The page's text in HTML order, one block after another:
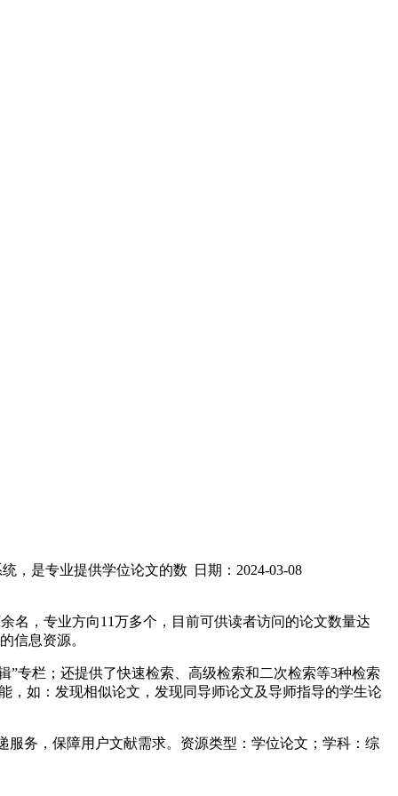
日期：2024-03-08
统，是专业提供学位论文的数
名，专业方向11万多个，目前可供读者访问的论文数量达
信息资源。
专栏；还提供了快速检索、高级检索和二次检索等3种检索
，如：发现相似论文，发现同导师论文及导师指导的学生论
务，保障用户文献需求。资源类型：学位论文；学科：综